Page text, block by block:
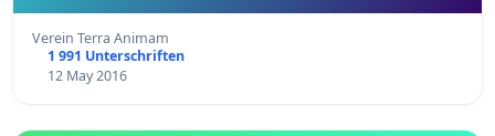
Verein Terra Animam
1 991 Unterschriften
12 May 2016